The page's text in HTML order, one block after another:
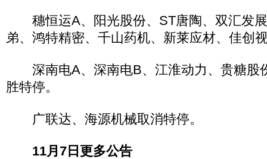
穗恒运A、阳光股份、ST唐陶、双汇发展
弟、鸿特精密、千山药机、新莱应材、佳创
深南电A、深南电B、江淮动力、贵糖股
胜特停。
广联达、海源机械取消特停。
11月7日更多公告